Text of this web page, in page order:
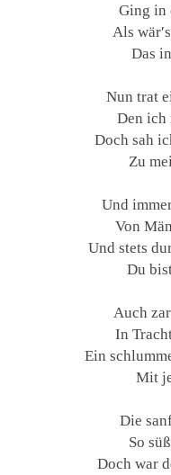
Ging in
Als
Das
Nun trat
Den ich
Doch sah
Zu
Und
Von
Und stets
Du
Auch
In
Ein
Mit
Die
So
Doch war